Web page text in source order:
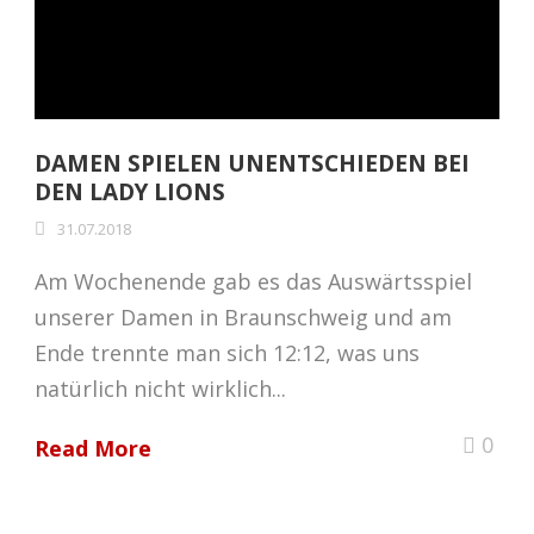
DAMEN SPIELEN UNENTSCHIEDEN BEI
DEN LADY LIONS
31.07.2018
Am Wochenende gab es das Auswärtsspiel
unserer Damen in Braunschweig und am
Ende trennte man sich 12:12, was uns
natürlich nicht wirklich...
Read More 0